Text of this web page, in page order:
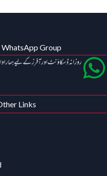
WhatsApp Group
روزانہ ڈسکاؤنٹ اور آفرز کے لیے
Links